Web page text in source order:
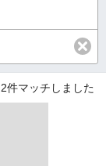
2件マッチしました